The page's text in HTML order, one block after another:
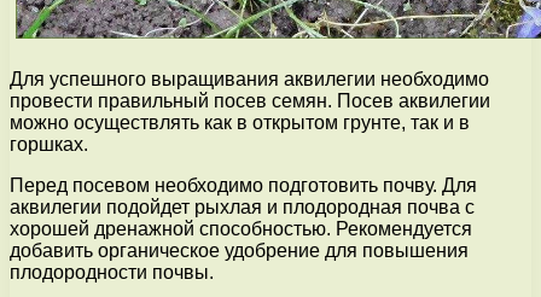
Для успешного выращивания аквилегии необходимо
провести правильный посев семян. Посев аквилегии
можно осуществлять как в открытом грунте, так и в
горшках.
Перед посевом необходимо подготовить почву. Для
аквилегии подойдет рыхлая и плодородная почва с
хорошей дренажной способностью. Рекомендуется
добавить органическое удобрение для повышения
плодородности почвы.